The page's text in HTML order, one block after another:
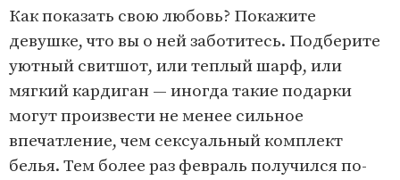
6 t
e
m
1
o
f
6
Как показать свою любовь? Покажите
девушке, что вы о ней заботитесь. Подберите
уютный свитшот, или теплый шарф, или
мягкий кардиган — иногда такие подарки
могут произвести не менее сильное
впечатление, чем сексуальный комплект
белья. Тем более раз февраль получился по-